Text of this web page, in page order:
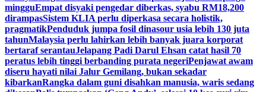
mingguEmpat disyaki pengedar diberkas, syabu RM18,200
dirampasSistem KLIA perlu diperkasa secara holistik,
pragmatikPenduduk jumpa fosil dinasour usia lebih 130 juta
tahunMalaysia perlu lahirkan lebih banyak juara korporat
bertaraf serantauJelapang Padi Darul Ehsan catat hasil 70
peratus lebih tinggi berbanding purata negeriPenjawat awam
diseru hayati nilai Jalur Gemilang, bukan sekadar
kibarkanRangka dalam guni disahkan manusia, waris sedang